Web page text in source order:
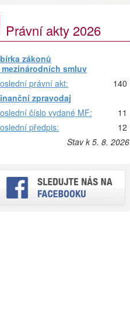
Právní akty 2026
zákonů
mezinárodních smluv
právní akt:
140
zpravodaj
číslo vydané MF:
11
předpis:
12
Stav k 5. 8. 2026